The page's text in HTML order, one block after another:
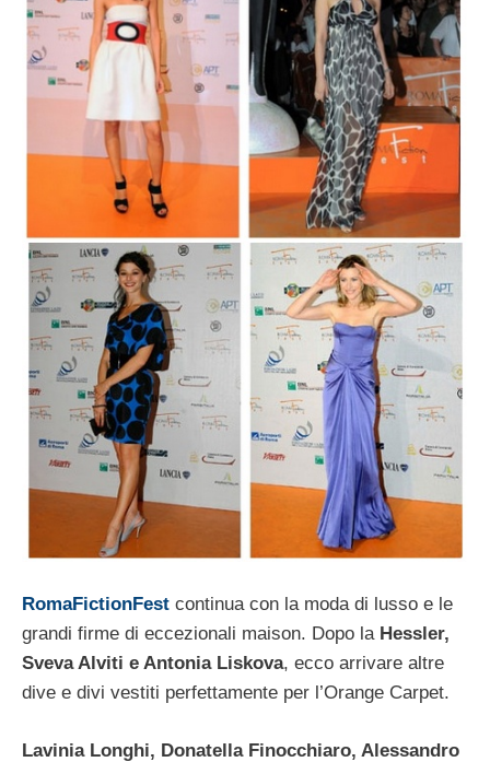
RomaFictionFest continua con la moda di lusso e le
grandi firme di eccezionali maison. Dopo la Hessler,
Sveva Alviti e Antonia Liskova, ecco arrivare altre
dive e divi vestiti perfettamente per l’Orange Carpet.
Lavinia Longhi, Donatella Finocchiaro, Alessandro